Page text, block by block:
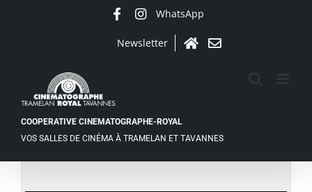
WhatsApp
Newsletter
AccueilContact
COOPERATIVE CINEMATOGRAPHE-ROYAL
VOS SALLES DE CINÉMA À TRAMELAN ET TAVANNES